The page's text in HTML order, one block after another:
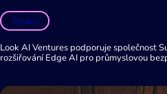
Zprávy
Look AI Ventures podporuje společnost
rozšiřování Edge AI pro průmyslovou